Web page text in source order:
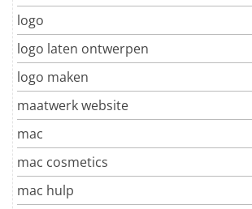
logo
logo laten ontwerpen
logo maken
maatwerk website
mac
mac cosmetics
mac hulp